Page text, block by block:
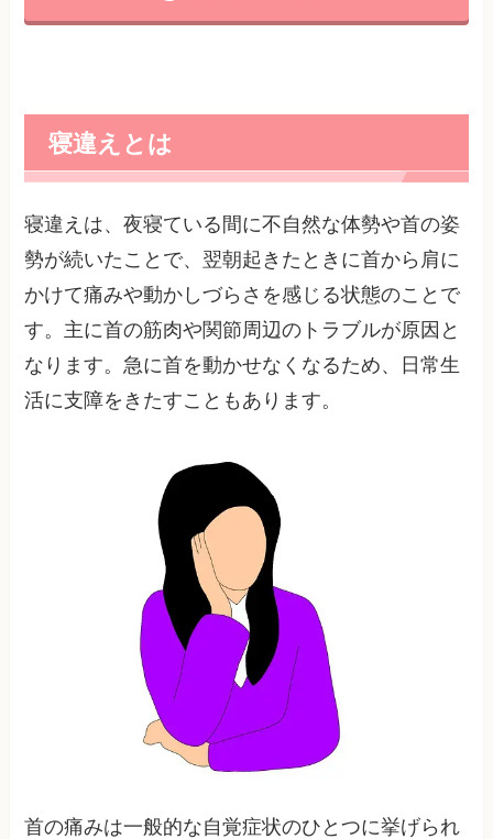
寝違えとは
寝違えは、夜寝ている間に不自然な体勢や首の姿
勢が続いたことで、翌朝起きたときに首から肩に
かけて痛みや動かしづらさを感じる状態のことで
す。主に首の筋肉や関節周辺のトラブルが原因と
なります。急に首を動かせなくなるため、日常生
活に支障をきたすこともあります。
首の痛みは一般的な自覚症状のひとつに挙げられ